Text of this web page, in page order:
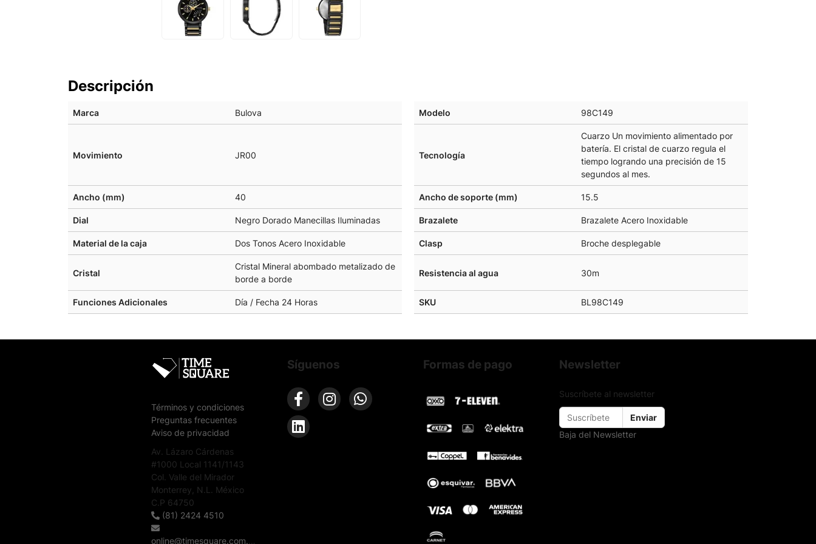
Descripción
Marca Bulova Modelo 98C149
Movimiento JR00 Tecnología
Cuarzo Un movimiento alimentado por
batería. El cristal de cuarzo regula el
tiempo logrando una precisión de 15
segundos al mes.
Ancho (mm) 40 Ancho de soporte (mm) 15.5
Dial Negro Dorado Manecillas Iluminadas Brazalete Brazalete Acero Inoxidable
Material de la caja Dos Tonos Acero Inoxidable Clasp Broche desplegable
Cristal
Cristal Mineral abombado metalizado de
borde a borde
Resistencia al agua 30m
Funciones Adicionales Día / Fecha 24 Horas SKU BL98C149
Términos y condiciones
Preguntas frecuentes
Aviso de privacidad
Av. Lázaro Cárdenas
#1000 Local 1141/1143
Col. Valle del Mirador
Monterrey, N.L. México
C.P 64750
(81) 2424 4510
online@timesquare.com.mx
Síguenos Formas de pago Newsletter
Suscríbete al newsletter
Enviar
Baja del Newsletter